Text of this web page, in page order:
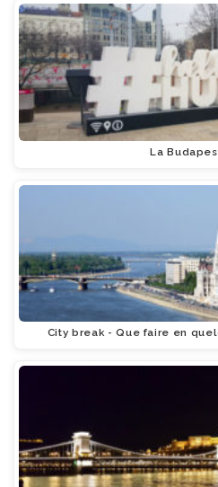
La
City break - Que faire en